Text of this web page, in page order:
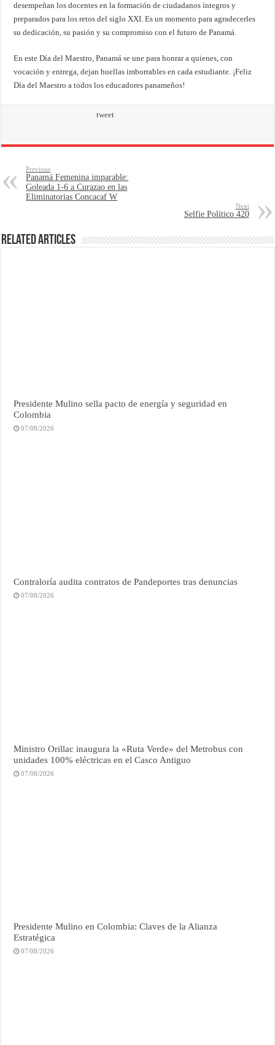
desempeñan los docentes en la formación de ciudadanos íntegros y
preparados para los retos del siglo XXI. Es un momento para agradecerles
su dedicación, su pasión y su compromiso con el futuro de Panamá.
En este Día del Maestro, Panamá se une para honrar a quienes, con
vocación y entrega, dejan huellas imborrables en cada estudiante. ¡Feliz
Día del Maestro a todos los educadores panameños!
tweet
Previous
Panamá Femenina imparable:
Goleada 1-6 a Curazao en las
Eliminatorias Concacaf W
Next
Selfie Político 420
Related Articles
Presidente Mulino sella pacto de energía y seguridad en
Colombia
07/08/2026
Contraloría audita contratos de Pandeportes tras denuncias
07/08/2026
Ministro Orillac inaugura la «Ruta Verde» del Metrobus con
unidades 100% eléctricas en el Casco Antiguo
07/08/2026
Presidente Mulino en Colombia: Claves de la Alianza
Estratégica
07/08/2026